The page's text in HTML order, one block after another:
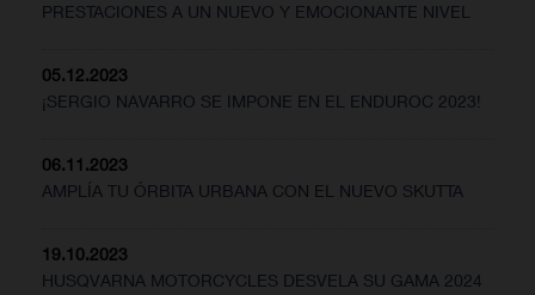
PRESTACIONES A UN NUEVO Y EMOCIONANTE NIVEL
05.12.2023
¡SERGIO NAVARRO SE IMPONE EN EL ENDUROC 2023!
06.11.2023
AMPLÍA TU ÓRBITA URBANA CON EL NUEVO SKUTTA
19.10.2023
HUSQVARNA MOTORCYCLES DESVELA SU GAMA 2024